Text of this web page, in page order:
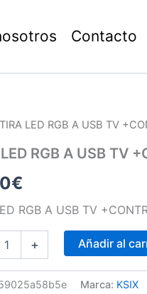
Contacto
LED RGB A USB TV
RGB A USB TV
€
RGB A USB TV
+ Añadir al
Marca: KSIX